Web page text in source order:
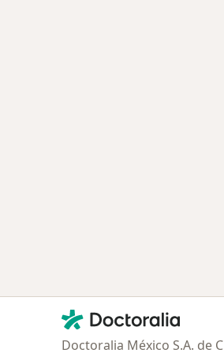
Contacto
Doctoralia - Página de inicio
Doctoralia México S.A. de